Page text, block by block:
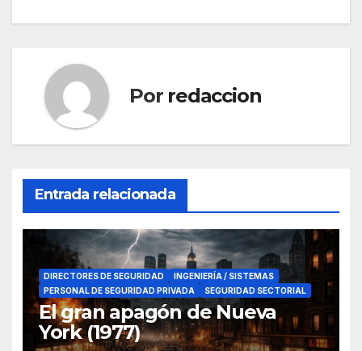
Por redaccion
Entrada relacionada
DIRECTORES DE SEGURIDAD
INGENIERÍA / SISTEMAS
PERSONAL DE SEGURIDAD PRIVADA
SEGURIDAD SECTORIAL
El gran apagón de Nueva
York (1977)